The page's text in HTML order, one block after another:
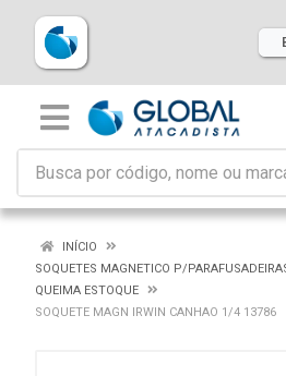
INÍCIO
SOQUETES MAGNETICO P/
QUEIMA ESTOQUE
SOQUETE MAGN IRWIN CANHAO 1/4 13786